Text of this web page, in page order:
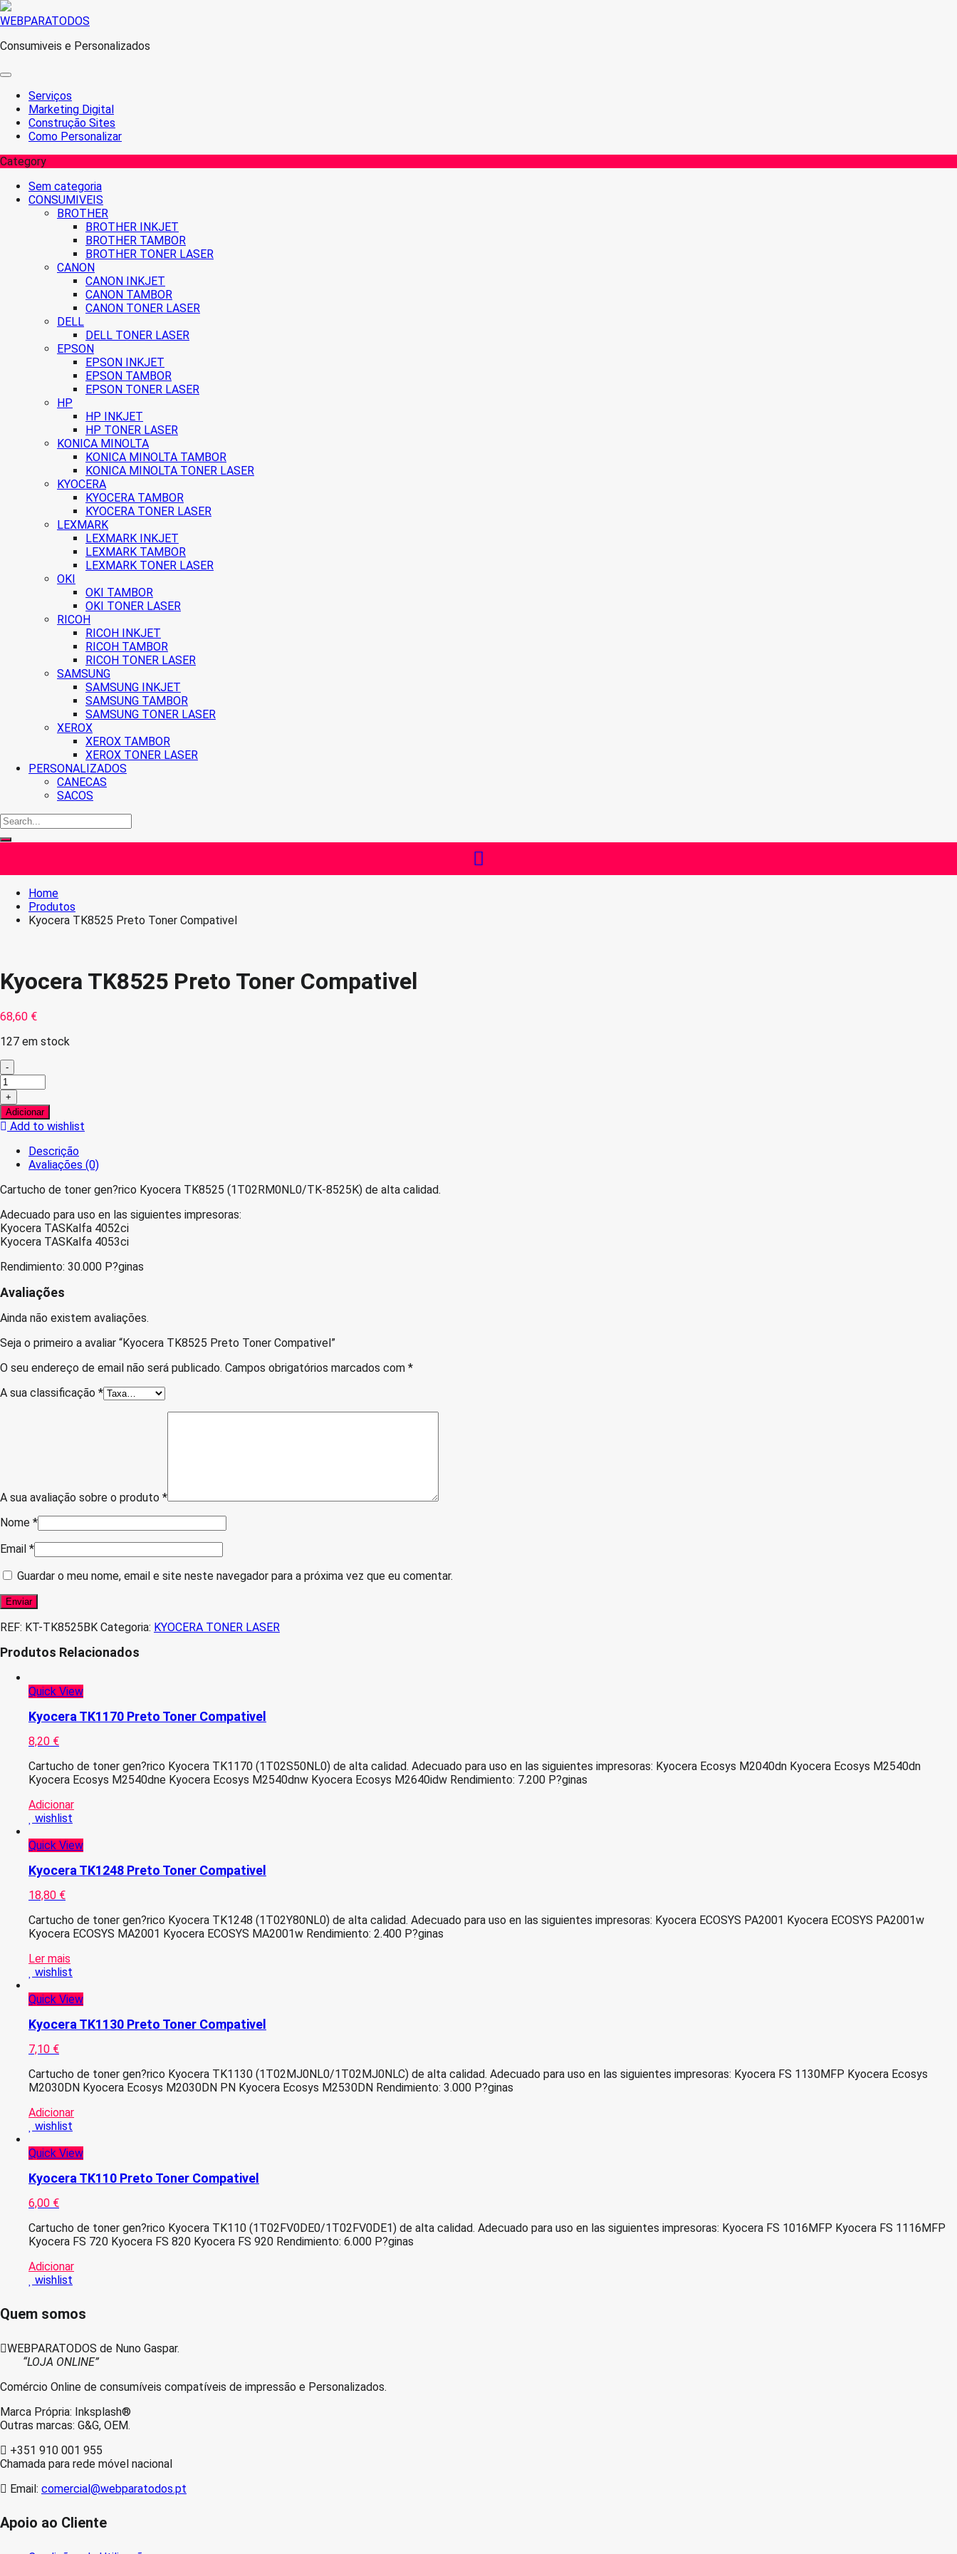
Skip
content
WEBPARATODOS
Consumiveis e Personalizados
Serviços
Marketing Digital
Construção Sites
Como Personalizar
Category
Sem categoria
CONSUMIVEIS
BROTHER
BROTHER INKJET
BROTHER TAMBOR
BROTHER TONER LASER
CANON
CANON INKJET
CANON TAMBOR
CANON TONER LASER
DELL
DELL TONER LASER
EPSON
EPSON INKJET
EPSON TAMBOR
EPSON TONER LASER
HP
HP INKJET
HP TONER LASER
KONICA MINOLTA
KONICA MINOLTA TAMBOR
KONICA MINOLTA TONER LASER
KYOCERA
KYOCERA TAMBOR
KYOCERA TONER LASER
LEXMARK
LEXMARK INKJET
LEXMARK TAMBOR
LEXMARK TONER LASER
OKI
OKI TAMBOR
OKI TONER LASER
RICOH
RICOH INKJET
RICOH TAMBOR
RICOH TONER LASER
SAMSUNG
SAMSUNG INKJET
SAMSUNG TAMBOR
SAMSUNG TONER LASER
XEROX
XEROX TAMBOR
XEROX TONER LASER
PERSONALIZADOS
CANECAS
SACOS
Home
Produtos
Kyocera TK8525 Preto Toner Compativel
Kyocera TK8525 Preto Toner Compativel
68,60 €
127 em stock
-
Quantidade
de
Kyocera
TK8525
Preto
Toner
Compativel
+
Adicionar
Add to wishlist
Descrição
Avaliações (0)
Cartucho de toner gen?rico Kyocera TK8525 (1T02RM0NL0/TK-8525K) de alta calidad.
Adecuado para uso en las siguientes impresoras:
Kyocera TASKalfa 4052ci
Kyocera TASKalfa 4053ci
Rendimiento: 30.000 P?ginas
Avaliações
Ainda não existem avaliações.
Seja o primeiro a avaliar “Kyocera TK8525 Preto Toner Compativel”
O seu endereço de email não será publicado. Campos obrigatórios marcados com *
A sua classificação *
A sua avaliação sobre o produto *
Nome *
Email *
Guardar o meu nome, email e site neste navegador para a próxima vez que eu comentar.
REF: KT-TK8525BK Categoria: KYOCERA TONER LASER
Produtos Relacionados
Quick View
Kyocera TK1170 Preto Toner Compativel
8,20 €
Cartucho de toner gen?rico Kyocera TK1170 (1T02S50NL0) de alta calidad. Adecuado para uso en las siguientes impresoras: Kyocera Ecosys M2040dn Kyocera Ecosys M2540dn
Kyocera Ecosys M2540dne Kyocera Ecosys M2540dnw Kyocera Ecosys M2640idw Rendimiento: 7.200 P?ginas
Adicionar
wishlist
Quick View
Kyocera TK1248 Preto Toner Compativel
18,80 €
Cartucho de toner gen?rico Kyocera TK1248 (1T02Y80NL0) de alta calidad. Adecuado para uso en las siguientes impresoras: Kyocera ECOSYS PA2001 Kyocera ECOSYS PA2001w
Kyocera ECOSYS MA2001 Kyocera ECOSYS MA2001w Rendimiento: 2.400 P?ginas
Ler mais
wishlist
Quick View
Kyocera TK1130 Preto Toner Compativel
7,10 €
Cartucho de toner gen?rico Kyocera TK1130 (1T02MJ0NL0/1T02MJ0NLC) de alta calidad. Adecuado para uso en las siguientes impresoras: Kyocera FS 1130MFP Kyocera Ecosys
M2030DN Kyocera Ecosys M2030DN PN Kyocera Ecosys M2530DN Rendimiento: 3.000 P?ginas
Adicionar
wishlist
Quick View
Kyocera TK110 Preto Toner Compativel
6,00 €
Cartucho de toner gen?rico Kyocera TK110 (1T02FV0DE0/1T02FV0DE1) de alta calidad. Adecuado para uso en las siguientes impresoras: Kyocera FS 1016MFP Kyocera FS 1116MFP
Kyocera FS 720 Kyocera FS 820 Kyocera FS 920 Rendimiento: 6.000 P?ginas
Adicionar
wishlist
Quem somos
WEBPARATODOS de Nuno Gaspar.
“LOJA ONLINE”
Comércio Online de consumíveis compatíveis de impressão e Personalizados.
Marca Própria: Inksplash®
Outras marcas: G&G, OEM.
+351 910 001 955
Chamada para rede móvel nacional
Email: comercial@webparatodos.pt
Apoio ao Cliente